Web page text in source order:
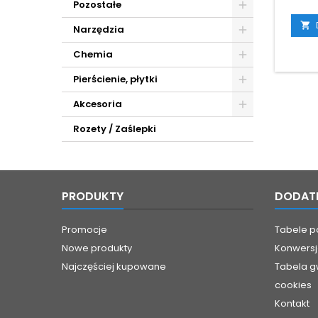
Pozostałe
Narzędzia
Chemia
Pierścienie, płytki
Akcesoria
Rozety / Zaślepki
ze

PRODUKTY
Promocje
Nowe produkty
Najczęściej kupowane
Tabele
Tabela
cookies
Kontakt